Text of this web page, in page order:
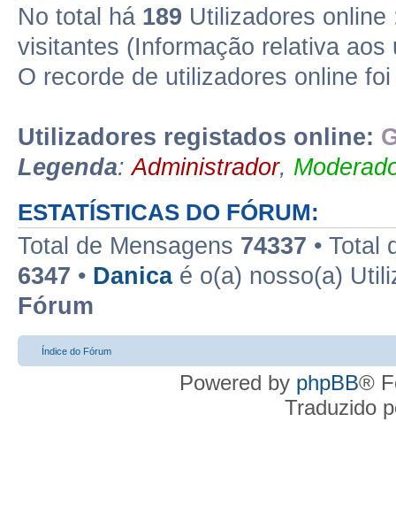
No total há 189 Utilizadores
visitantes (Informação relativa
O recorde de utilizadores online
Utilizadores registados online:
Legenda:Administrador,
ESTATÍSTICAS DO FÓRUM:
Total de Mensagens 74337 • Total
6347 • Danicaé o(a) nosso(a)
Fórum
Índice do Fórum
Powered by phpBB®
Traduzido